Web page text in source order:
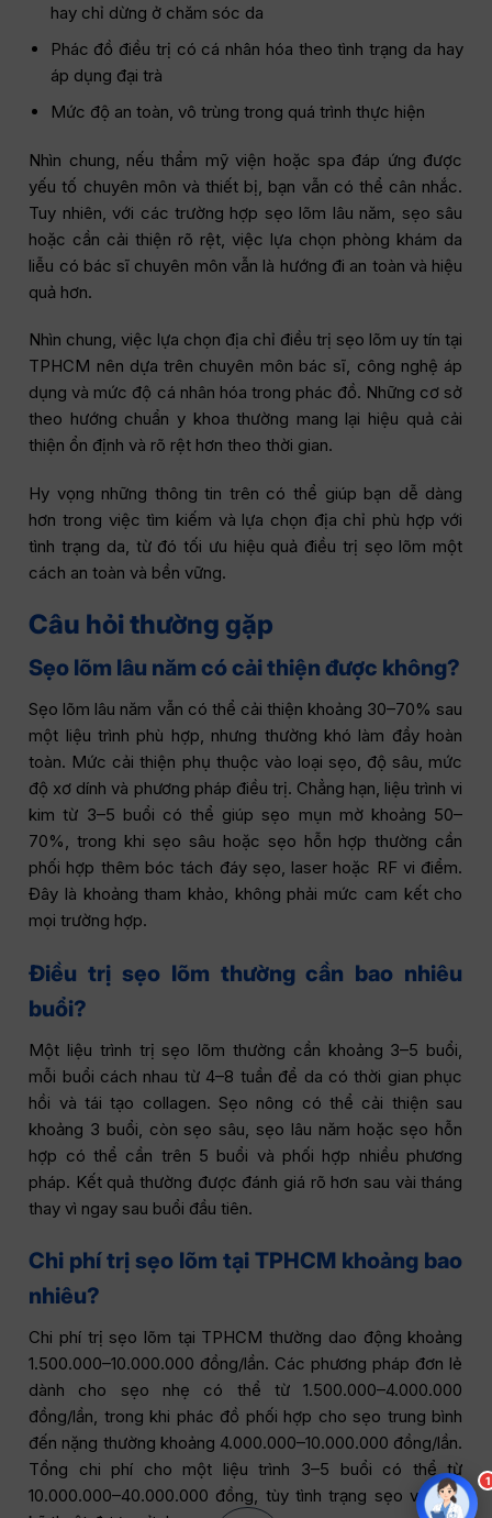
hay chỉ dừng ở chăm sóc da
Phác đồ điều trị có cá nhân hóa theo tình trạng da hay
áp dụng đại trà
Mức độ an toàn, vô trùng trong quá trình thực hiện
Nhìn chung, nếu thẩm mỹ viện hoặc spa đáp ứng được
yếu tố chuyên môn và thiết bị, bạn vẫn có thể cân nhắc.
Tuy nhiên, với các trường hợp sẹo lõm lâu năm, sẹo sâu
hoặc cần cải thiện rõ rệt, việc lựa chọn phòng khám da
liễu có bác sĩ chuyên môn vẫn là hướng đi an toàn và hiệu
quả hơn.
Nhìn chung, việc lựa chọn địa chỉ điều trị sẹo lõm uy tín tại
TPHCM nên dựa trên chuyên môn bác sĩ, công nghệ áp
dụng và mức độ cá nhân hóa trong phác đồ. Những cơ sở
theo hướng chuẩn y khoa thường mang lại hiệu quả cải
thiện ổn định và rõ rệt hơn theo thời gian.
Hy vọng những thông tin trên có thể giúp bạn dễ dàng
hơn trong việc tìm kiếm và lựa chọn địa chỉ phù hợp với
tình trạng da, từ đó tối ưu hiệu quả điều trị sẹo lõm một
cách an toàn và bền vững.
Câu hỏi thường gặp
Sẹo lõm lâu năm có cải thiện được không?
Sẹo lõm lâu năm vẫn có thể cải thiện khoảng 30–70% sau
một liệu trình phù hợp, nhưng thường khó làm đầy hoàn
toàn. Mức cải thiện phụ thuộc vào loại sẹo, độ sâu, mức
độ xơ dính và phương pháp điều trị. Chẳng hạn, liệu trình vi
kim từ 3–5 buổi có thể giúp sẹo mụn mờ khoảng 50–
70%, trong khi sẹo sâu hoặc sẹo hỗn hợp thường cần
phối hợp thêm bóc tách đáy sẹo, laser hoặc RF vi điểm.
Đây là khoảng tham khảo, không phải mức cam kết cho
mọi trường hợp.
Điều trị sẹo lõm thường cần bao nhiêu
buổi?
Một liệu trình trị sẹo lõm thường cần khoảng 3–5 buổi,
mỗi buổi cách nhau từ 4–8 tuần để da có thời gian phục
hồi và tái tạo collagen. Sẹo nông có thể cải thiện sau
khoảng 3 buổi, còn sẹo sâu, sẹo lâu năm hoặc sẹo hỗn
hợp có thể cần trên 5 buổi và phối hợp nhiều phương
pháp. Kết quả thường được đánh giá rõ hơn sau vài tháng
thay vì ngay sau buổi đầu tiên.
Chi phí trị sẹo lõm tại TPHCM khoảng bao
nhiêu?
Chi phí trị sẹo lõm tại TPHCM thường dao động khoảng
1.500.000–10.000.000 đồng/lần. Các phương pháp đơn lẻ
dành cho sẹo nhẹ có thể từ 1.500.000–4.000.000
đồng/lần, trong khi phác đồ phối hợp cho sẹo trung bình
đến nặng thường khoảng 4.000.000–10.000.000 đồng/lần.
Tổng chi phí cho một liệu trình 3–5 buổi có thể từ
10.000.000–40.000.000 đồng, tùy tình trạng sẹo và các
1